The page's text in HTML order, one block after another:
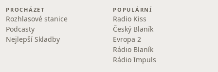
PROCHÁZET
Rozhlasové stanice
Podcasty
Nejlepší Skladby
POPULÁRNÍ
Radio Kiss
Český Blaník
Evropa 2
Rádio Blaník
Rádio Impuls